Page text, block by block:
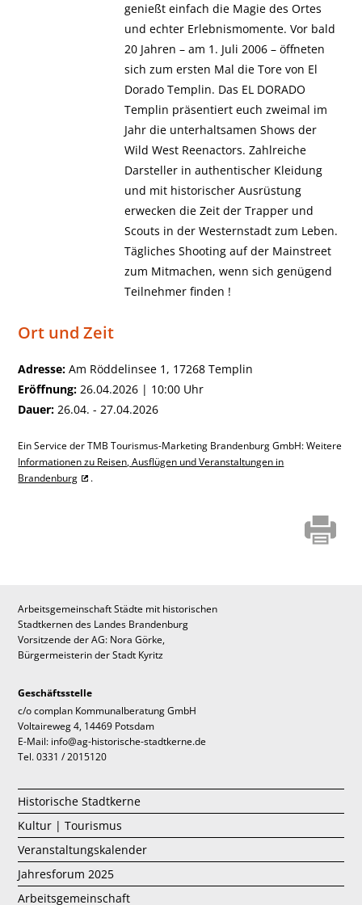
genießt einfach die Magie des Ortes
und echter Erlebnismomente. Vor bald
20 Jahren – am 1. Juli 2006 – öffneten
sich zum ersten Mal die Tore von El
Dorado Templin. Das EL DORADO
Templin präsentiert euch zweimal im
Jahr die unterhaltsamen Shows der
Wild West Reenactors. Zahlreiche
Darsteller in authentischer Kleidung
und mit historischer Ausrüstung
erwecken die Zeit der Trapper und
Scouts in der Westernstadt zum Leben.
Tägliches Shooting auf der Mainstreet
zum Mitmachen, wenn sich genügend
Teilnehmer finden !
Ort und Zeit
Adresse: Am Röddelinsee 1, 17268 Templin
Eröffnung: 26.04.2026 | 10:00 Uhr
Dauer: 26.04. - 27.04.2026
Ein Service der TMB Tourismus-Marketing Brandenburg GmbH: Weitere
Informationen zu Reisen, Ausflügen und Veranstaltungen in
Brandenburg
.
Arbeitsgemeinschaft Städte mit historischen
Stadtkernen des Landes Brandenburg
Vorsitzende der AG: Nora Görke,
Bürgermeisterin der Stadt Kyritz
Geschäftsstelle
c/o complan Kommunalberatung GmbH
Voltaireweg 4, 14469 Potsdam
E-Mail: info@ag-historische-stadtkerne.de
Tel. 0331 / 2015120
Historische Stadtkerne
Kultur | Tourismus
Veranstaltungskalender
Jahresforum 2025
Arbeitsgemeinschaft